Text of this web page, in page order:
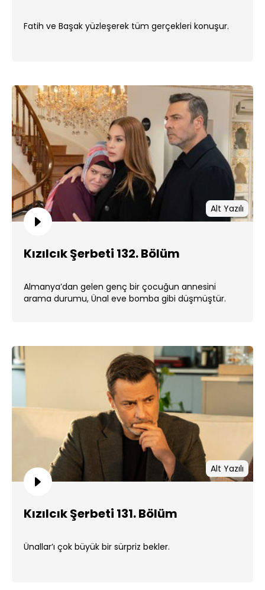
Fatih ve Başak yüzleşerek tüm gerçekleri konuşur.
Alt Yazılı
Kızılcık Şerbeti 132. Bölüm
Almanya’dan gelen genç bir çocuğun annesini
arama durumu, Ünal eve bomba gibi düşmüştür.
Alt Yazılı
Kızılcık Şerbeti 131. Bölüm
Ünallar’ı çok büyük bir sürpriz bekler.